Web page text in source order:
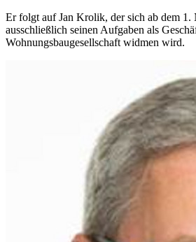
Er folgt auf Jan Krolik, der sich ab dem 1.
ausschließlich seinen Aufgaben als
Wohnungsbaugesellschaft widmen wird.